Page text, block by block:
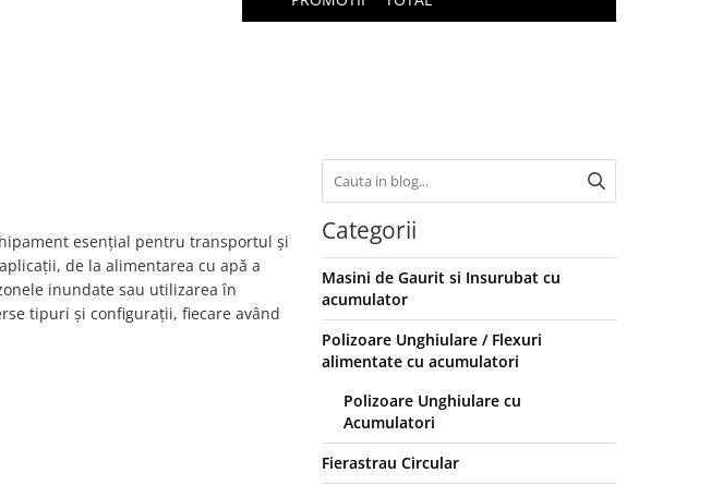
esențial pentru transportul și
de la alimentarea cu apă a
inundate sau utilizarea în
tipuri și configurații, fiecare având
Categorii
Masini de Gaurit si Insurubat cu
acumulator
Polizoare Unghiulare / Flexuri
alimentate cu acumulatori
Polizoare Unghiulare cu
Acumulatori
Fierastrau Circular